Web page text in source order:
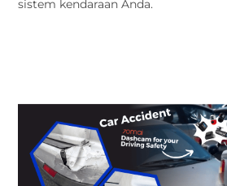
sistem kendaraan Anda.